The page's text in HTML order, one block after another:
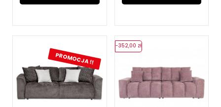
PROMOCJA !!
-352,00 zł